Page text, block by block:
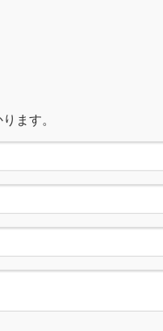
ます。